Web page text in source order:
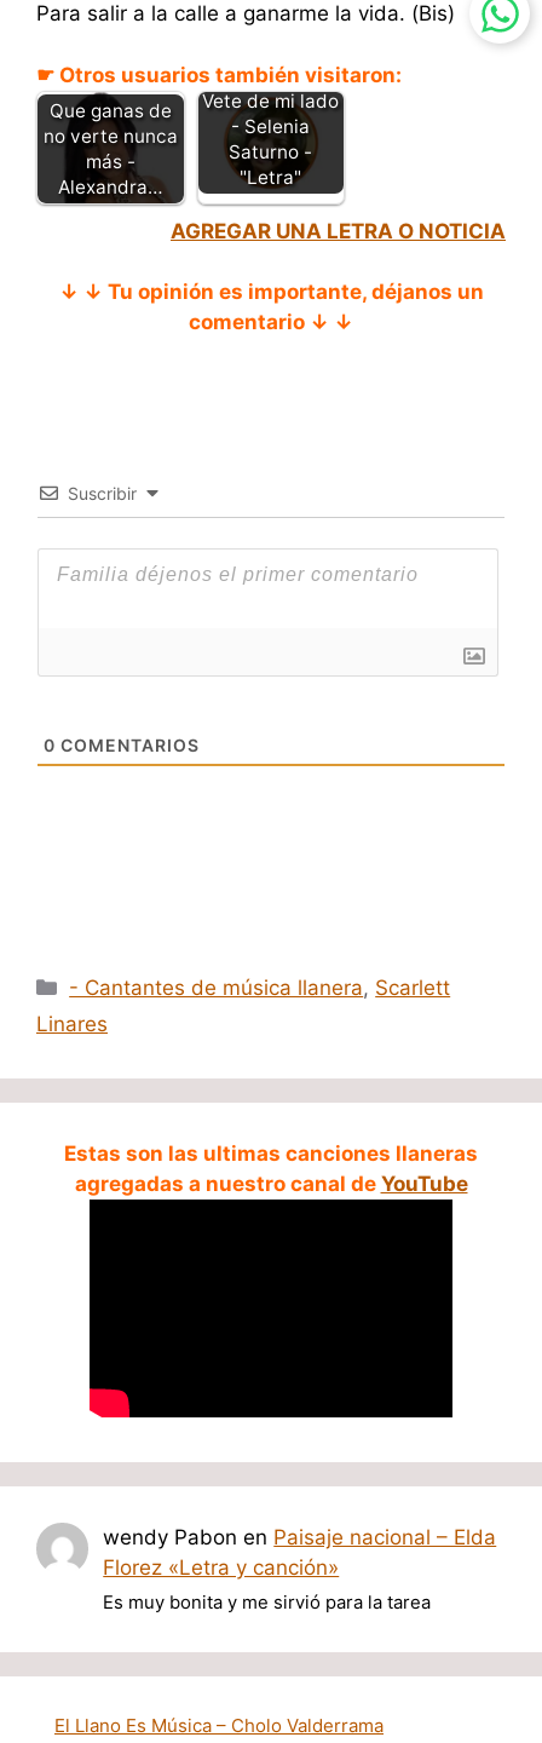
Para salir a la calle a ganarme la vida. (Bis)
☛ Otros usuarios también visitaron:
Que ganas de
no verte nunca
más -
Alexandra…
Vete de mi lado
- Selenia
Saturno -
"Letra"
AGREGAR UNA LETRA O NOTICIA
↓ ↓ Tu opinión es importante, déjanos un
comentario ↓ ↓
Suscribir
0 COMENTARIOS
Categorías
- Cantantes de música llanera, Scarlett
Linares
Estas son las ultimas canciones llaneras
agregadas a nuestro canal de YouTube
wendy Pabon en Paisaje nacional – Elda
Florez «Letra y canción»
Es muy bonita y me sirvió para la tarea
El Llano Es Música – Cholo Valderrama